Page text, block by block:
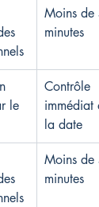
Moins de
minutes
le
Contrôle
immédiat
la date
Moins de
minutes